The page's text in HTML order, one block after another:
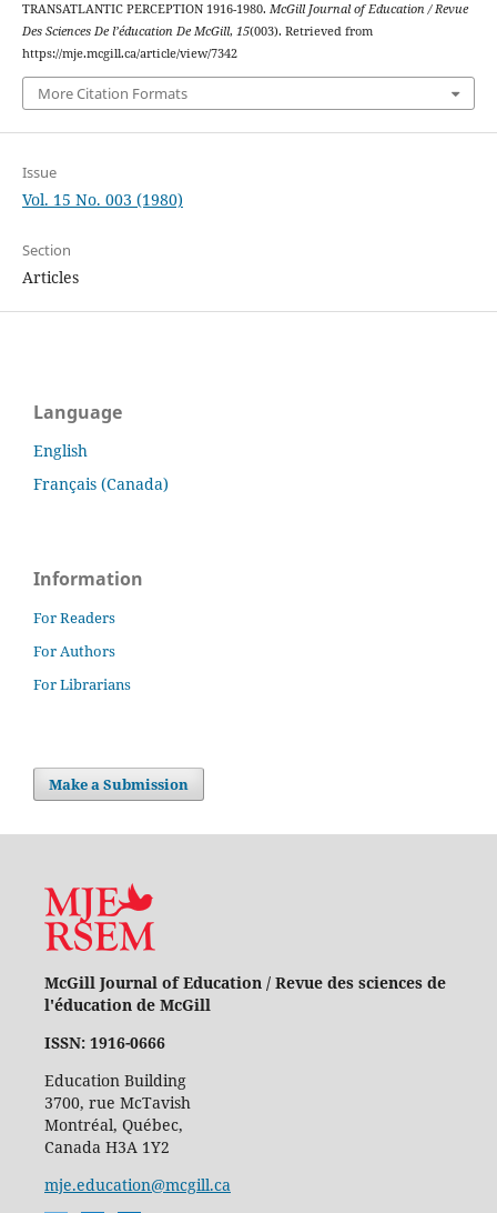
TRANSATLANTIC PERCEPTION 1916-1980. McGill Journal of Education / Revue
Des Sciences De l’éducation De McGill, 15(003). Retrieved from
https://mje.mcgill.ca/article/view/7342
More Citation Formats
Issue
Vol. 15 No. 003 (1980)
Section
Articles
Language
English
Français (Canada)
Information
For Readers
For Authors
For Librarians
Make a Submission
McGill Journal of Education / Revue des sciences de
l'éducation de McGill
ISSN: 1916-0666
Education Building
3700, rue McTavish
Montréal, Québec,
Canada H3A 1Y2
mje.education@mcgill.ca